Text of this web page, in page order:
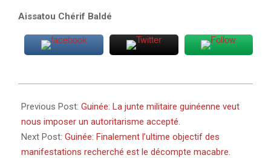
Aissatou Chérif Baldé
02-
16
Previous Post: Guinée: La junte militaire guinéenne veut
nous imposer un autoritarisme accepté.
Next Post: Guinée: Finalement l’ultime objectif des
manifestations recherché est le décompte macabre.